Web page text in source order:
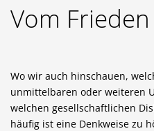
Vom
Wo wir auch hinschauen,
unmittelbaren oder weiteren
welchen gesellschaftlichen
häufig ist eine Denkweise zu